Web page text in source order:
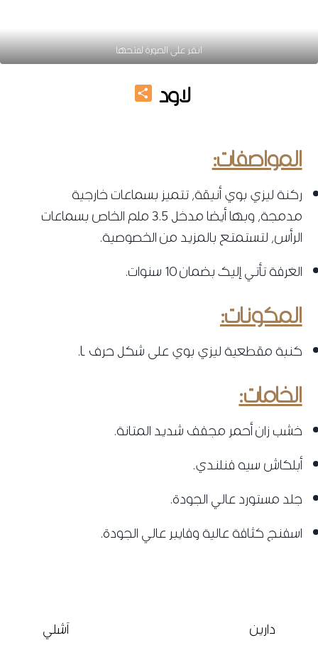
انقر على الصورة لفتحها
لاود Share
المواصفات:
ركنة ليزي بوي أنيقة، تتميز بسماعات خارجية
مدمجة، وبها أيضا مدخل 3.5 ملم الخاص بسماعات
الرأس، لتستمتع بالمزيد من الخصوصية.
الغرفة تأتي إليك بضمان 10 سنوات.
المكونات:
كنبة مقطعية ليزي بوي على شكل حرف L.
الخامات:
خشب زان أحمر مجفف شديد المتانة.
أبلكاش سيه فنلندي.
جلد مستورد عالي الجودة.
اسفنج كثافة عالية وفايبر عالي الجودة.
آشلي دارين